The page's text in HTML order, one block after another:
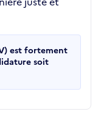
est fortement
soit